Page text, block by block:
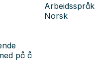
Arbeidsspråk
Norsk
på å